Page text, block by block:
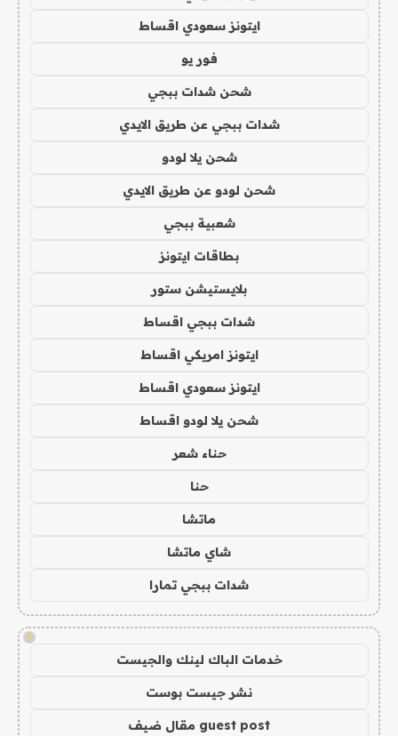
ايتونز سعودي اقساط
فور يو
شحن شدات ببجي
شدات ببجي عن طريق الايدي
شحن يلا لودو
شحن لودو عن طريق الايدي
شعبية ببجي
بطاقات ايتونز
بلايستيشن ستور
شدات ببجي اقساط
ايتونز امريكي اقساط
ايتونز سعودي اقساط
شحن يلا لودو اقساط
حناء شعر
حنا
ماتشا
شاي ماتشا
شدات ببجي تمارا
!
خدمات الباك لينك والجيست
نشر جيست بوست
guest post مقال ضيف